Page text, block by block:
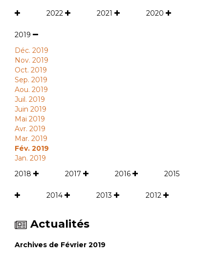
2022 2021 2020
2019
Déc. 2019
Nov. 2019
Oct. 2019
Sep. 2019
Aou. 2019
Juil. 2019
Juin 2019
Mai 2019
Avr. 2019
Mar. 2019
Fév. 2019
Jan. 2019
2018
2017 2016 2015
2014 2013 2012
Actualités
Archives de Février 2019